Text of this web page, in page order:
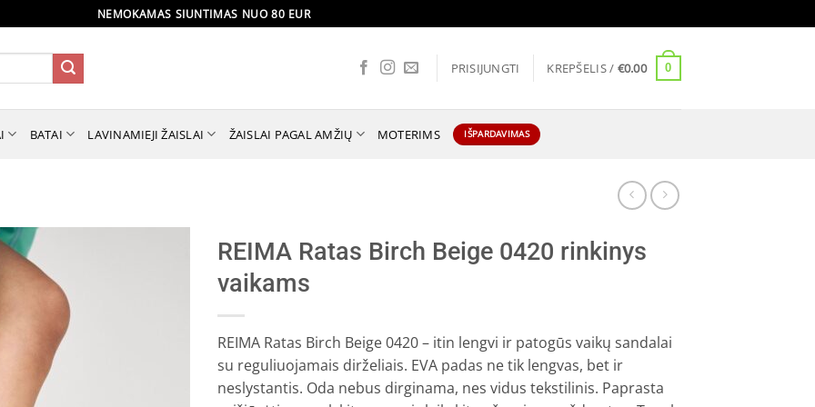
NEMOKAMAS SIUNTIMAS NUO 80 EUR
PRISIJUNGTI KREPŠELIS / €0.00 0
BATAI LAVINAMIEJI ŽAISLAI ŽAISLAI PAGAL AMŽIŲ MOTERIMS IŠPARDAVIMAS
REIMA Ratas Birch Beige 0420 rinkinys
vaikams
REIMA Ratas Birch Beige 0420 – itin lengvi ir patogūs vaikų sandalai
su reguliuojamais dirželiais. EVA padas ne tik lengvas, bet ir
neslystantis. Oda nebus dirginama, nes vidus tekstilinis. Paprasta